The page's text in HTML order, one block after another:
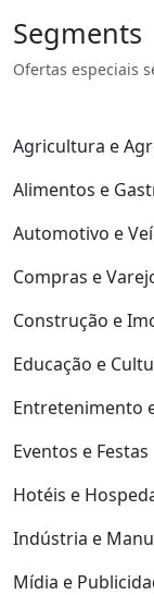
Segments
Ofertas especiais
Agricultura e
Alimentos e
Automotivo e
Compras e
Construção e
Educação e
Entretenimento
Eventos e Festas
Hotéis e
Indústria e
Mídia e